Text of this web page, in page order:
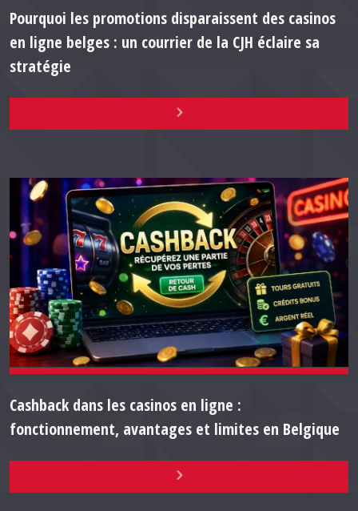
Pourquoi les promotions disparaissent des casinos
en ligne belges : un courrier de la CJH éclaire sa
stratégie
Cashback dans les casinos en ligne :
fonctionnement, avantages et limites en Belgique